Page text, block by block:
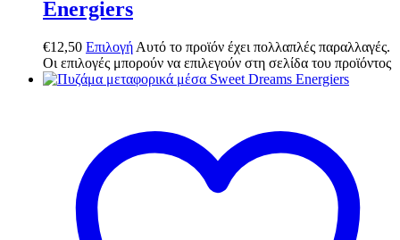
Energiers
€12,50 Επιλογή Αυτό το προϊόν έχει πολλαπλές παραλλαγές.
Οι επιλογές μπορούν να επιλεγούν στη σελίδα του προϊόντος